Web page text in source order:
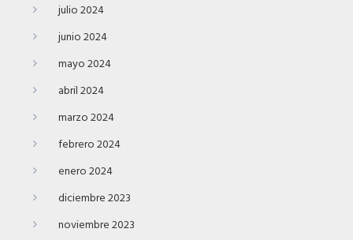
julio 2024
junio 2024
mayo 2024
abril 2024
marzo 2024
febrero 2024
enero 2024
diciembre 2023
noviembre 2023